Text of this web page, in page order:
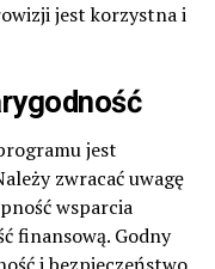
jest korzystna i
jest
zwracać uwagę
wsparcia
finansową. Godny